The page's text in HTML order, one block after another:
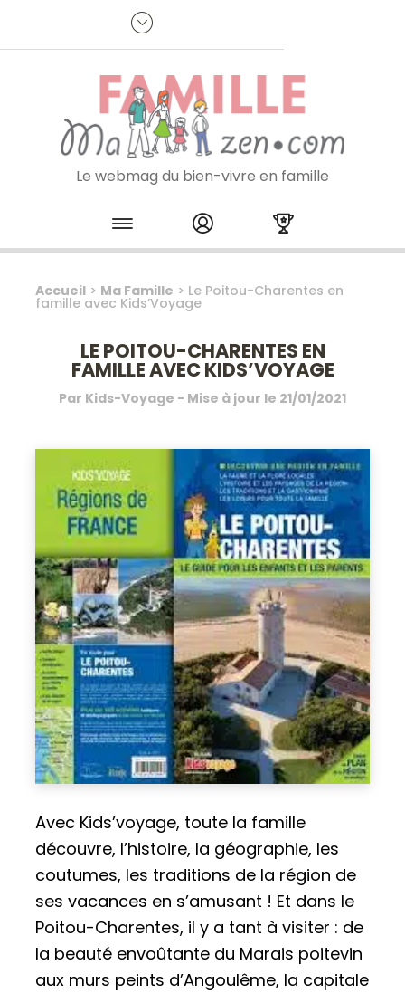
Je m'inscris à la newsletter
Le webmag du bien-vivre en famille
Skip to content
Accueil > Ma Famille > Le Poitou-Charentes en
famille avec Kids’Voyage
LE POITOU-CHARENTES EN
FAMILLE AVEC KIDS’VOYAGE
Par Kids-Voyage - Mise à jour le 21/01/2021
Avec Kids’voyage, toute la famille
découvre, l’histoire, la géographie, les
coutumes, les traditions de la région de
ses vacances en s’amusant ! Et dans le
Poitou-Charentes, il y a tant à visiter : de
la beauté envoûtante du Marais poitevin
aux murs peints d’Angoulême, la capitale
Panneau de gestion des cookies